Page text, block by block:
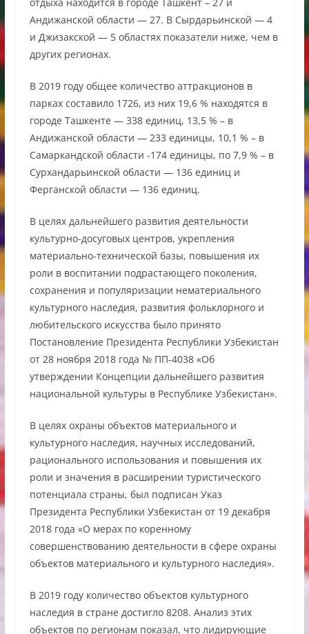
Андижанской области — 27. В Сырдарьинской — 4
и Джизакской — 5 областях показатели ниже, чем в
других регионах.
В 2019 году общее количество аттракционов в
парках составило 1726, из них 19,6 % находятся в
городе Ташкенте — 338 единиц, 13,5 % – в
Андижанской области — 233 единицы, 10,1 % – в
Самаркандской области -174 единицы, по 7,9 % – в
Сурхандарьинской области — 136 единиц и
Ферганской области — 136 единиц.
В целях дальнейшего развития деятельности
культурно-досуговых центров, укрепления
материально-технической базы, повышения их
роли в воспитании подрастающего поколения,
сохранения и популяризации нематериального
культурного наследия, развития фольклорного и
любительского искусства было принято
Постановление Президента Республики Узбекистан
от 28 ноября 2018 года № ПП-4038 «Об
утверждении Концепции дальнейшего развития
национальной культуры в Республике Узбекистан».
В целях охраны объектов материального и
культурного наследия, научных исследований,
рационального использования и повышения их
роли и значения в расширении туристического
потенциала страны, был подписан Указ
Президента Республики Узбекистан от 19 декабря
2018 года «О мерах по коренному
совершенствованию деятельности в сфере охраны
объектов материального и культурного наследия».
В 2019 году количество объектов культурного
наследия в стране достигло 8208. Анализ этих
объектов по регионам показал, что лидирующие